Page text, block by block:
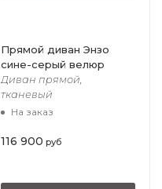
Прямой диван Энзо
сине-серый велюр
Диван прямой,
тканевый
На заказ
116 900 руб